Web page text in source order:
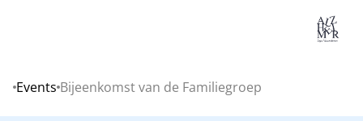
Home
Events Bijeenkomst van de Familiegroep